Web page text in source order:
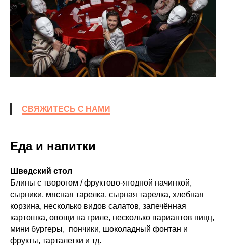
СВЯЖИТЕСЬ С НАМИ
Еда и напитки
Шведский стол
Блины с творогом / фруктово-ягодной начинкой,
сырники, мясная тарелка, сырная тарелка, хлебная
корзина, несколько видов салатов, запечённая
картошка, овощи на гриле, несколько вариантов пицц,
мини бургеры, пончики, шоколадный фонтан и
фрукты, тарталетки и тд.